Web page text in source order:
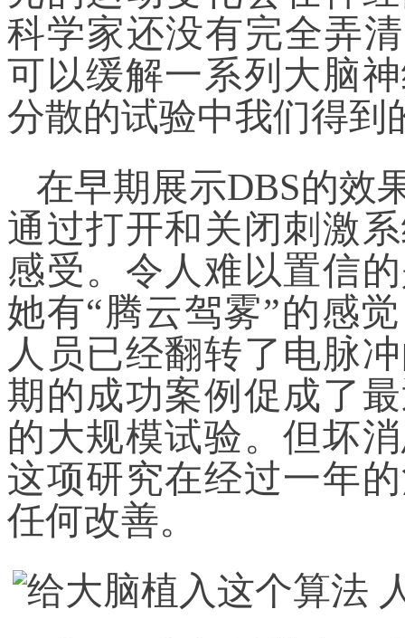
科学家还没有完全弄
可以缓解一系列大脑
分散的试验中我们得到
在早期展示DBS的效
通过打开和关闭刺激
感受。令人难以置信
她有“腾云驾雾”的感
人员已经翻转了电脉
期的成功案例促成了
的大规模试验。但坏
这项研究在经过一年
任何改善。